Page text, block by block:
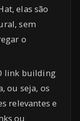
elas são
sem
o
link building
ou seja, os
relevantes e
ou